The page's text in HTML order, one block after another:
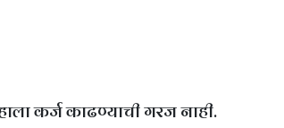
कर्ज काढण्याची गरज नाही.